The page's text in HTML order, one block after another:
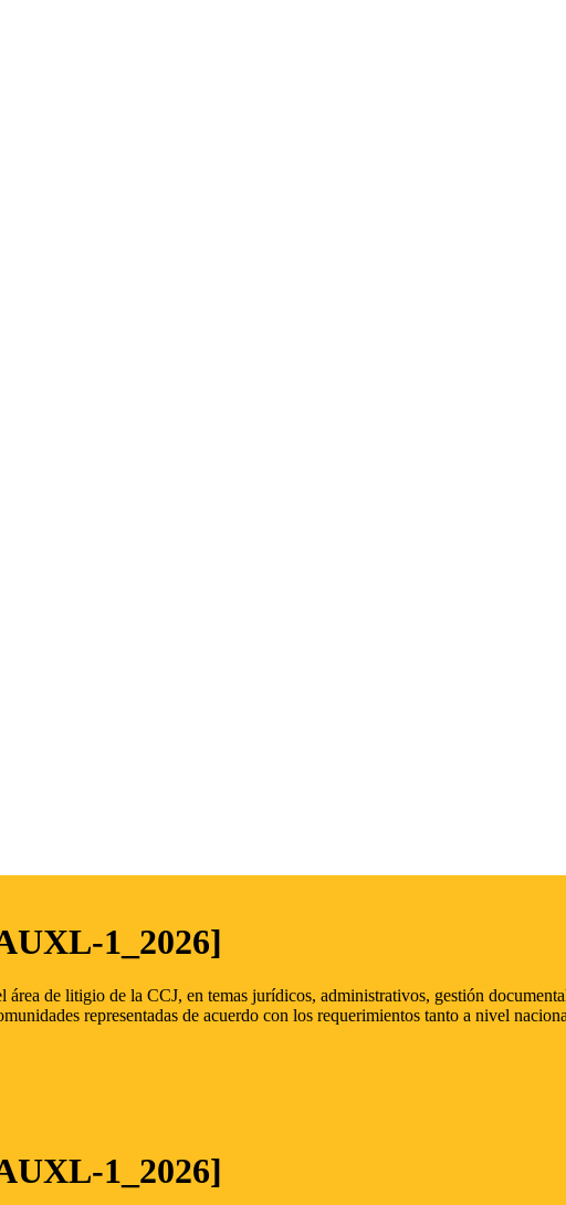
1_2026]
de litigio de la CCJ, en temas jurídicos, administrativos, gestión
representadas de acuerdo con los requerimientos tanto a nivel
1_2026]